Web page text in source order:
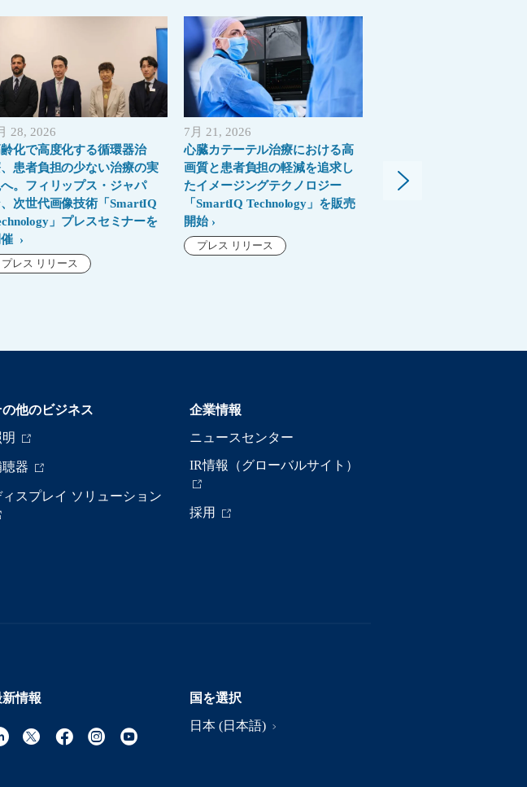
28, 2026
化で高度化する循環器治
患者負担の少ない治療の実
。フィリップス・ジャパ
次世代画像技術「SmartIQ
」プレスセミナーを
プレス リリース
7月 21, 2026
心臓カテーテル治療における高
画質と患者負担の軽減を追求し
たイメージングテクノロジー
「SmartIQ Technology」を販売
開始
プレス リリース
「Elevate Plus」誕生“より
の他のビジネス
器
ィスプレイ ソリューション
企業情報
ニュースセンター
IR情報（グローバルサイト）
採用
情報
国を選択
日本 (日本語)